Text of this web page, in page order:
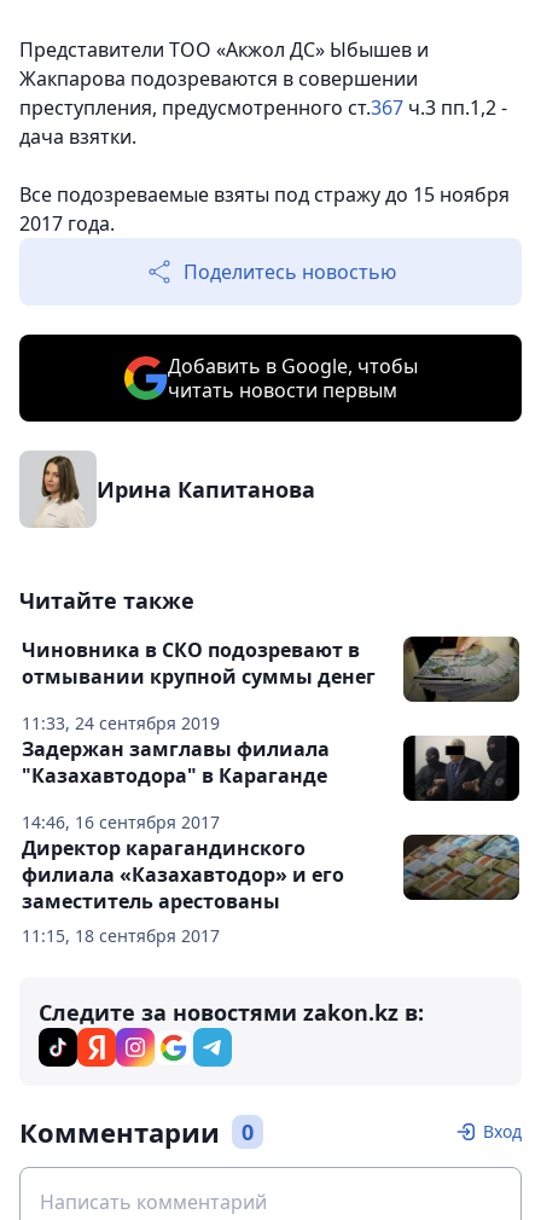
Представители ТОО «Акжол ДС» Ыбышев и
Жакпарова подозреваются в совершении
преступления, предусмотренного ст.367 ч.3 пп.1,2 -
дача взятки.
Все подозреваемые взяты под стражу до 15 ноября
2017 года.
Поделитесь новостью
Добавить в Google, чтобы
читать новости первым
Ирина Капитанова
Читайте также
11:33, 24 сентября 2019
Чиновника в СКО подозревают в
отмывании крупной суммы денег
14:46, 16 сентября 2017
Задержан замглавы филиала
"Казахавтодора" в Караганде
11:15, 18 сентября 2017
Директор карагандинского
филиала «Казахавтодор» и его
заместитель арестованы
Следите за новостями zakon.kz в:
Комментарии 0 Вход